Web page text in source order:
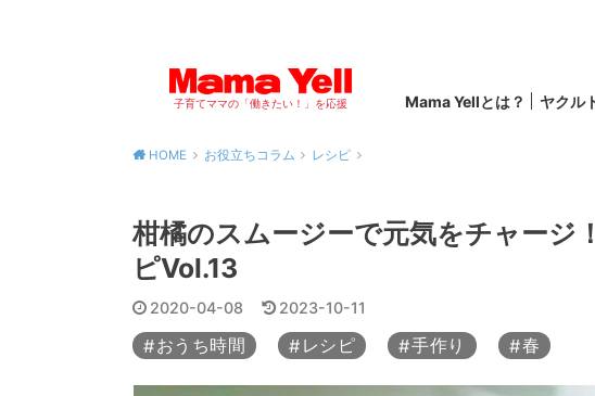
子育てママの「働きたい！」を応援 Mama Yellとは？ ヤクル
HOME お役立ちコラム レシピ
柑橘のスムージーで元気をチャー
ピVol.13
2020-04-08 2023-10-11
おうち時間 レシピ 手作り 春